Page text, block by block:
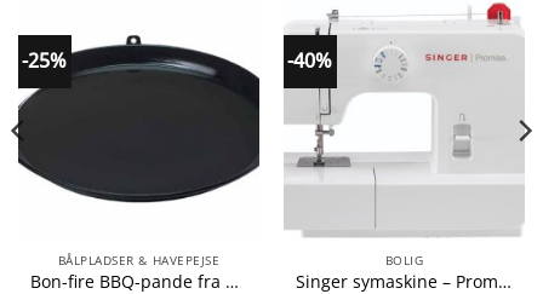
-25%
BÅLPLADSER & HAVEPEJSE
Bon-fire BBQ-pande fra Bon-fire 5708085100084
-40%
BOLIG
Singer symaskine – Promise 1408 fra singer 374318830872